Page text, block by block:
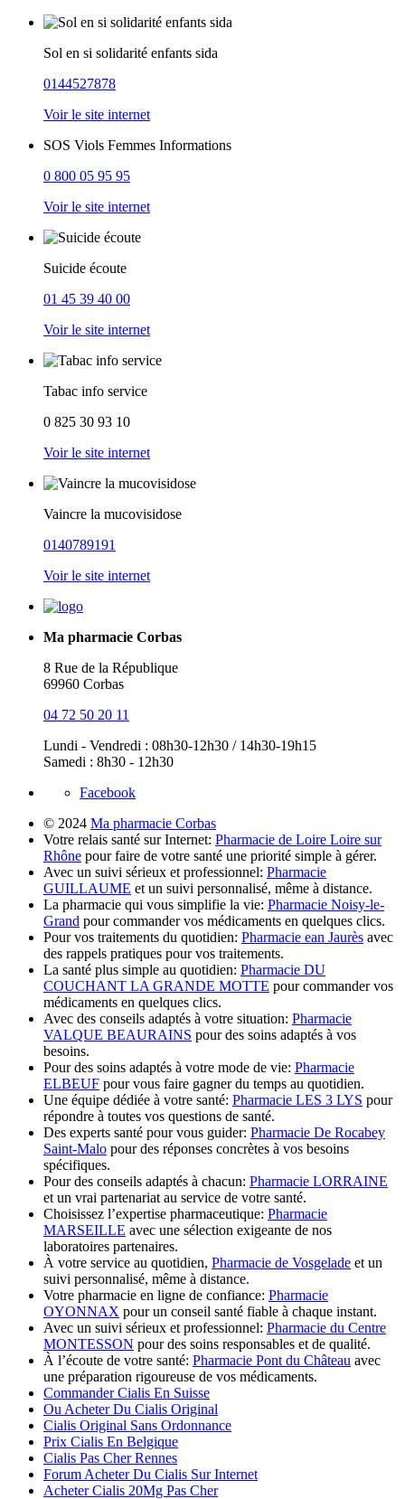
Sol en si solidarité enfants sida
0144527878
Voir le site internet
SOS Viols Femmes Informations
0 800 05 95 95
Voir le site internet
Suicide écoute
01 45 39 40 00
Voir le site internet
Tabac info service
0 825 30 93 10
Voir le site internet
Vaincre la mucovisidose
0140789191
Voir le site internet
Ma pharmacie Corbas
8 Rue de la République
69960 Corbas
04 72 50 20 11
Lundi - Vendredi : 08h30-12h30 / 14h30-19h15
Samedi : 8h30 - 12h30
Facebook
© 2024 Ma pharmacie Corbas
Votre relais santé sur Internet: Pharmacie de Loire Loire sur
Rhône pour faire de votre santé une priorité simple à gérer.
Avec un suivi sérieux et professionnel: Pharmacie
GUILLAUME et un suivi personnalisé, même à distance.
La pharmacie qui vous simplifie la vie: Pharmacie Noisy-le-
Grand pour commander vos médicaments en quelques clics.
Pour vos traitements du quotidien: Pharmacie ean Jaurès avec
des rappels pratiques pour vos traitements.
La santé plus simple au quotidien: Pharmacie DU
COUCHANT LA GRANDE MOTTE pour commander vos
médicaments en quelques clics.
Avec des conseils adaptés à votre situation: Pharmacie
VALQUE BEAURAINS pour des soins adaptés à vos
besoins.
Pour des soins adaptés à votre mode de vie: Pharmacie
ELBEUF pour vous faire gagner du temps au quotidien.
Une équipe dédiée à votre santé: Pharmacie LES 3 LYS pour
répondre à toutes vos questions de santé.
Des experts santé pour vous guider: Pharmacie De Rocabey
Saint-Malo pour des réponses concrètes à vos besoins
spécifiques.
Pour des conseils adaptés à chacun: Pharmacie LORRAINE
et un vrai partenariat au service de votre santé.
Choisissez l’expertise pharmaceutique: Pharmacie
MARSEILLE avec une sélection exigeante de nos
laboratoires partenaires.
À votre service au quotidien, Pharmacie de Vosgelade et un
suivi personnalisé, même à distance.
Votre pharmacie en ligne de confiance: Pharmacie
OYONNAX pour un conseil santé fiable à chaque instant.
Avec un suivi sérieux et professionnel: Pharmacie du Centre
MONTESSON pour des soins responsables et de qualité.
À l’écoute de votre santé: Pharmacie Pont du Château avec
une préparation rigoureuse de vos médicaments.
Commander Cialis En Suisse
Ou Acheter Du Cialis Original
Cialis Original Sans Ordonnance
Prix Cialis En Belgique
Cialis Pas Cher Rennes
Forum Acheter Du Cialis Sur Internet
Acheter Cialis 20Mg Pas Cher